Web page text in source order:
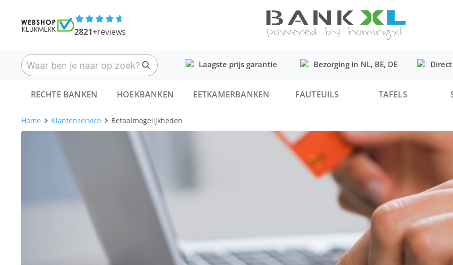
2821+reviews
Laagste prijs garantie Bezorging in NL, BE, DE
RECHTE BANKEN HOEKBANKEN EETKAMERBANKEN FAUTEUILS TAFELS
Home Klantenservice Betaalmogelijkheden